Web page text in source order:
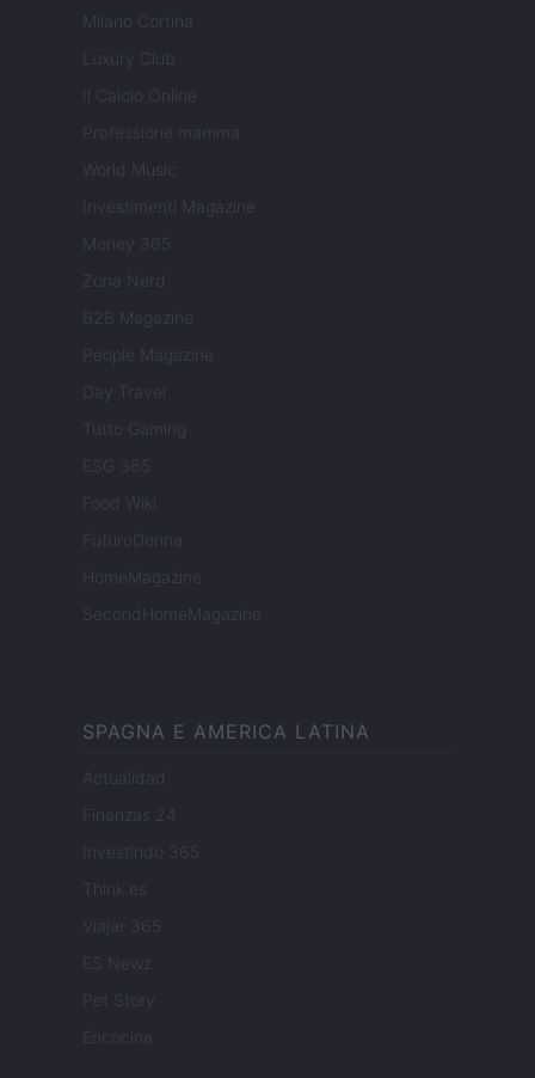
Milano Cortina
Luxury Club
Il Calcio Online
Professione mamma
World Music
Investimenti Magazine
Money 365
Zona Nerd
B2B Magazine
People Magazine
Day Travel
Tutto Gaming
ESG 365
Food Wiki
FuturoDonna
HomeMagazine
SecondHomeMagazine
SPAGNA E AMERICA LATINA
Actualidad
Finanzas 24
Investindo 365
Think.es
Viajar 365
ES Newz
Pet Story
Encocina